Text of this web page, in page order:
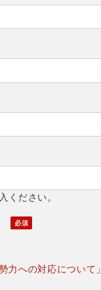
ください。
力への対応について 」